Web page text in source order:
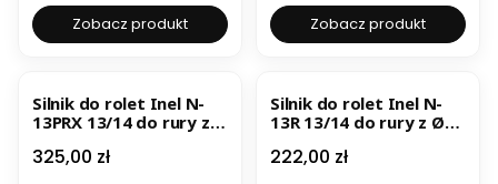
Zobacz produkt
przeciążenia
Zobacz produkt
Silnik do rolet Inel N-
13PRX 13/14 do rury z Ø
wbudowanym
Cena
325,00 zł
Silnik do rolet Inel N-
13R 13/14 do rury z Ø
odbiornikiem radiowym
Cena
222,00 zł